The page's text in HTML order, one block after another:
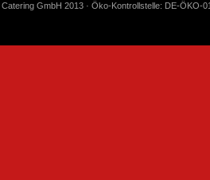
GmbH 2013 · Öko-Kontrollstelle: DE-ÖKO-